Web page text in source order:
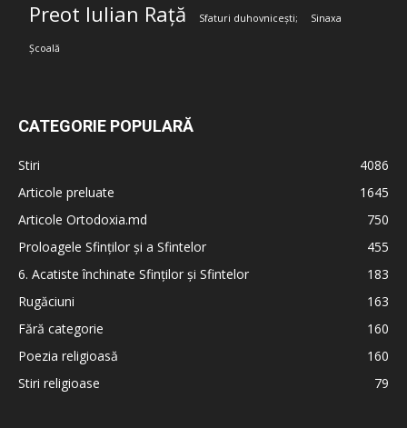
Preot Iulian Rață Sfaturi duhovnicești; Sinaxa
Școală
CATEGORIE POPULARĂ
Stiri
4086
Articole preluate
1645
Articole Ortodoxia.md
750
Proloagele Sfinților și a Sfintelor
455
6. Acatiste închinate Sfinților și Sfintelor
183
Rugăciuni
163
Fără categorie
160
Poezia religioasă
160
Stiri religioase
79